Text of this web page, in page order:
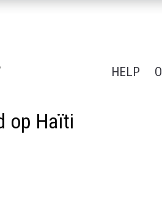
HELP
op Haïti